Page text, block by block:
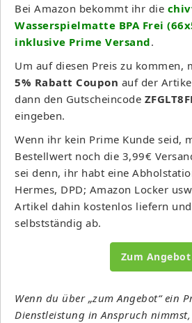
Bei Amazon bekommt ihr die
Wasserspielmatte BPA Frei
inklusive Prime Versand.
Um auf diesen Preis zu kommen,
5% Rabatt Coupon auf der
dann den Gutscheincode
eingeben.
Wenn ihr kein Prime Kunde seid,
Bestellwert noch die 3,99€
sei denn, ihr habt eine
Hermes, DPD; Amazon Locker
Artikel dahin kostenlos liefern
selbstständig ab.
Zum Angebot
Wenn du über „zum Angebot“ ein
Dienstleistung in Anspruch